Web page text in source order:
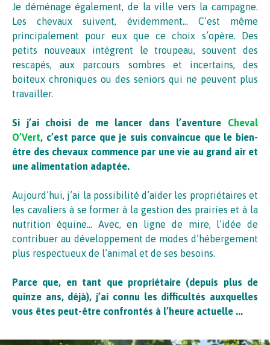
Je déménage également, de la ville vers la campagne.
Les chevaux suivent, évidemment… C’est même
principalement pour eux que ce choix s’opère. Des
petits nouveaux intègrent le troupeau, souvent des
rescapés, aux parcours sombres et incertains, des
boiteux chroniques ou des seniors qui ne peuvent plus
travailler.
Si j’ai choisi de me lancer dans l’aventure Cheval
O’Vert, c’est parce que je suis convaincue que le bien-
être des chevaux commence par une vie au grand air et
une alimentation adaptée.
Aujourd’hui, j’ai la possibilité d’aider les propriétaires et
les cavaliers à se former à la gestion des prairies et à la
nutrition équine… Avec, en ligne de mire, l’idée de
contribuer au développement de modes d’hébergement
plus respectueux de l’animal et de ses besoins.
Parce que, en tant que propriétaire (depuis plus de
quinze ans, déjà), j’ai connu les difficultés auxquelles
vous êtes peut-être confrontés à l’heure actuelle ...